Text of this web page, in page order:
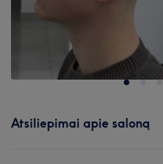
Atsiliepimai apie saloną